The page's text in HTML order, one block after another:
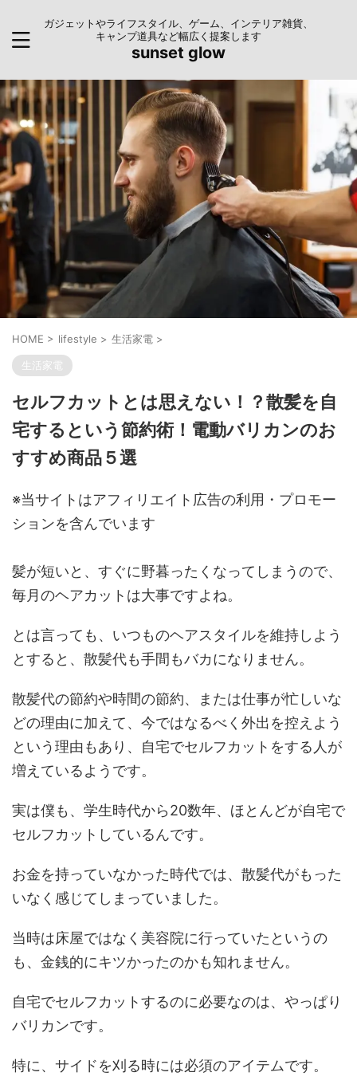
ガジェットやライフスタイル、ゲーム、インテリア雑貨、
キャンプ道具など幅広く提案します
sunset glow
HOME > lifestyle > 生活家電 >
生活家電
セルフカットとは思えない！？散髪を自
宅するという節約術！電動バリカンのお
すすめ商品５選
※当サイトはアフィリエイト広告の利用・プロモー
ションを含んでいます
髪が短いと、すぐに野暮ったくなってしまうので、
毎月のヘアカットは大事ですよね。
とは言っても、いつものヘアスタイルを維持しよう
とすると、散髪代も手間もバカになりません。
散髪代の節約や時間の節約、または仕事が忙しいな
どの理由に加えて、今ではなるべく外出を控えよう
という理由もあり、自宅でセルフカットをする人が
増えているようです。
実は僕も、学生時代から20数年、ほとんどが自宅で
セルフカットしているんです。
お金を持っていなかった時代では、散髪代がもった
いなく感じてしまっていました。
当時は床屋ではなく美容院に行っていたというの
も、金銭的にキツかったのかも知れません。
自宅でセルフカットするのに必要なのは、やっぱり
バリカンです。
特に、サイドを刈る時には必須のアイテムです。